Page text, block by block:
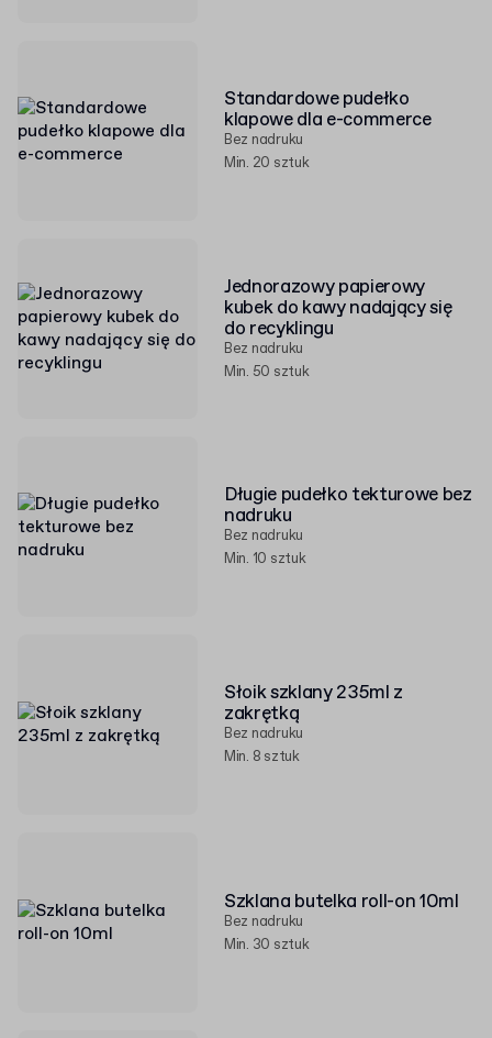
Standardowe pudełko
klapowe dla e-commerce
Bez nadruku
Min. 20 sztuk
Jednorazowy papierowy
kubek do kawy nadający się
do recyklingu
Bez nadruku
Min. 50 sztuk
Długie pudełko tekturowe bez
nadruku
Bez nadruku
Min. 10 sztuk
Słoik szklany 235ml z
zakrętką
Bez nadruku
Min. 8 sztuk
Szklana butelka roll-on 10ml
Bez nadruku
Min. 30 sztuk